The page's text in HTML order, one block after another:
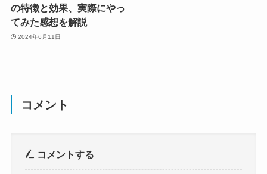
の特徴と効果、実際にやっ
てみた感想を解説
2024年6月11日
コメント
コメントする